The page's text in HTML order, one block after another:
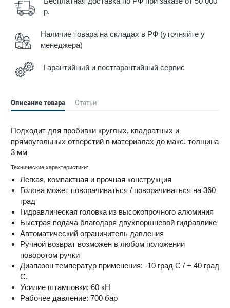
р.
Наличие товара на складах в РФ (уточняйте у
менеджера)
Гарантийный и постгарантийный сервис
Описание товара Статьи
Подходит для пробивки круглых, квадратных и
прямоугольных отверстий в материалах до макс. толщина
3 мм
Технические характеристики:
Легкая, компактная и прочная конструкция
Голова может поворачиваться / поворачиваться на 360
град
Гидравлическая головка из высокопрочного алюминия
Быстрая подача благодаря двухпоршневой гидравлике
Автоматический ограничитель давления
Ручной возврат возможен в любом положении
поворотом ручки
Диапазон температур применения: -10 град C / + 40 град
C.
Усилие штамповки: 60 кН
Рабочее давление: 700 бар